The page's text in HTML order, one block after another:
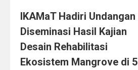
IKAMaT Hadiri Undangan
Diseminasi Hasil Kajian
Desain Rehabilitasi
Ekosistem Mangrove di 5